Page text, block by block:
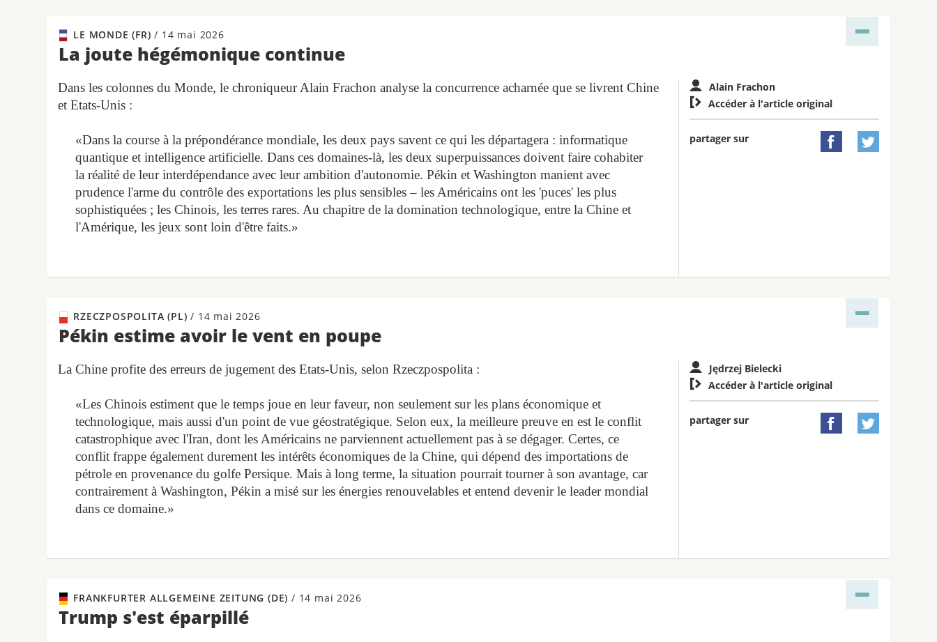
LE MONDE (FR)/ 14 mai 2026
La joute hégémonique continue
Dans les colonnes du Monde, le chroniqueur Alain Frachon analyse la concurrence acharnée que se livrent Chine
et Etats-Unis :
«Dans la course à la prépondérance mondiale, les deux pays savent ce qui les départagera : informatique
quantique et intelligence artificielle. Dans ces domaines-là, les deux superpuissances doivent faire cohabiter
la réalité de leur interdépendance avec leur ambition d'autonomie. Pékin et Washington manient avec
prudence l'arme du contrôle des exportations les plus sensibles – les Américains ont les 'puces' les plus
sophistiquées ; les Chinois, les terres rares. Au chapitre de la domination technologique, entre la Chine et
l'Amérique, les jeux sont loin d'être faits.»
Alain Frachon
 Accéder à l'article original
partager sur  
RZECZPOSPOLITA (PL)/ 14 mai 2026
Pékin estime avoir le vent en poupe
La Chine profite des erreurs de jugement des Etats-Unis, selon Rzeczpospolita :
«Les Chinois estiment que le temps joue en leur faveur, non seulement sur les plans économique et
technologique, mais aussi d'un point de vue géostratégique. Selon eux, la meilleure preuve en est le conflit
catastrophique avec l'Iran, dont les Américains ne parviennent actuellement pas à se dégager. Certes, ce
conflit frappe également durement les intérêts économiques de la Chine, qui dépend des importations de
pétrole en provenance du golfe Persique. Mais à long terme, la situation pourrait tourner à son avantage, car
contrairement à Washington, Pékin a misé sur les énergies renouvelables et entend devenir le leader mondial
dans ce domaine.»
Jędrzej Bielecki
 Accéder à l'article original
partager sur  
FRANKFURTER ALLGEMEINE ZEITUNG (DE) / 14 mai 2026
Trump s'est éparpillé